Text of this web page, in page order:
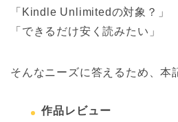
「Kindle Unlimitedの対象？」
「できるだけ安く読みたい」
そんなニーズに答えるため、本
作品レビュー